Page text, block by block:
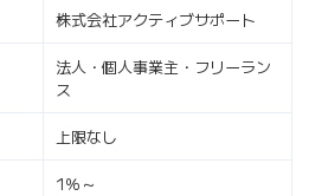
株式会社アクティブサポート
法人・個人事業主・フリーラン
ス
上限なし
1％～